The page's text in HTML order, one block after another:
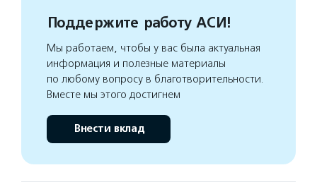
Поддержите работу АСИ!
Мы работаем, чтобы у вас была актуальная
информация и полезные материалы
по любому вопросу в благотворительности.
Вместе мы этого достигнем
Внести вклад